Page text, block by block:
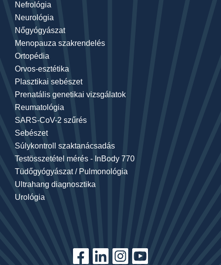
Nefrológia
Neurológia
Nőgyógyászat
Menopauza szakrendelés
Ortopédia
Orvos-esztétika
Plasztikai sebészet
Prenatális genetikai vizsgálatok
Reumatológia
SARS-CoV-2 szűrés
Sebészet
Súlykontroll szaktanácsadás
Testösszetétel mérés - InBody 770
Tüdőgyógyászat / Pulmonológia
Ultrahang diagnosztika
Urológia